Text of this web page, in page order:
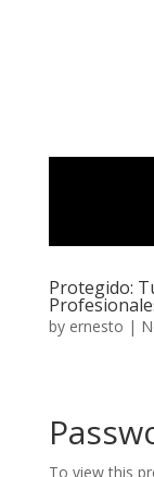
Protegido:
by ernesto |
To view this